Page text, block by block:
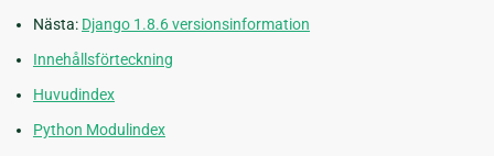
Nästa: Django 1.8.6 versionsinformation
Innehållsförteckning
Huvudindex
Python Modulindex